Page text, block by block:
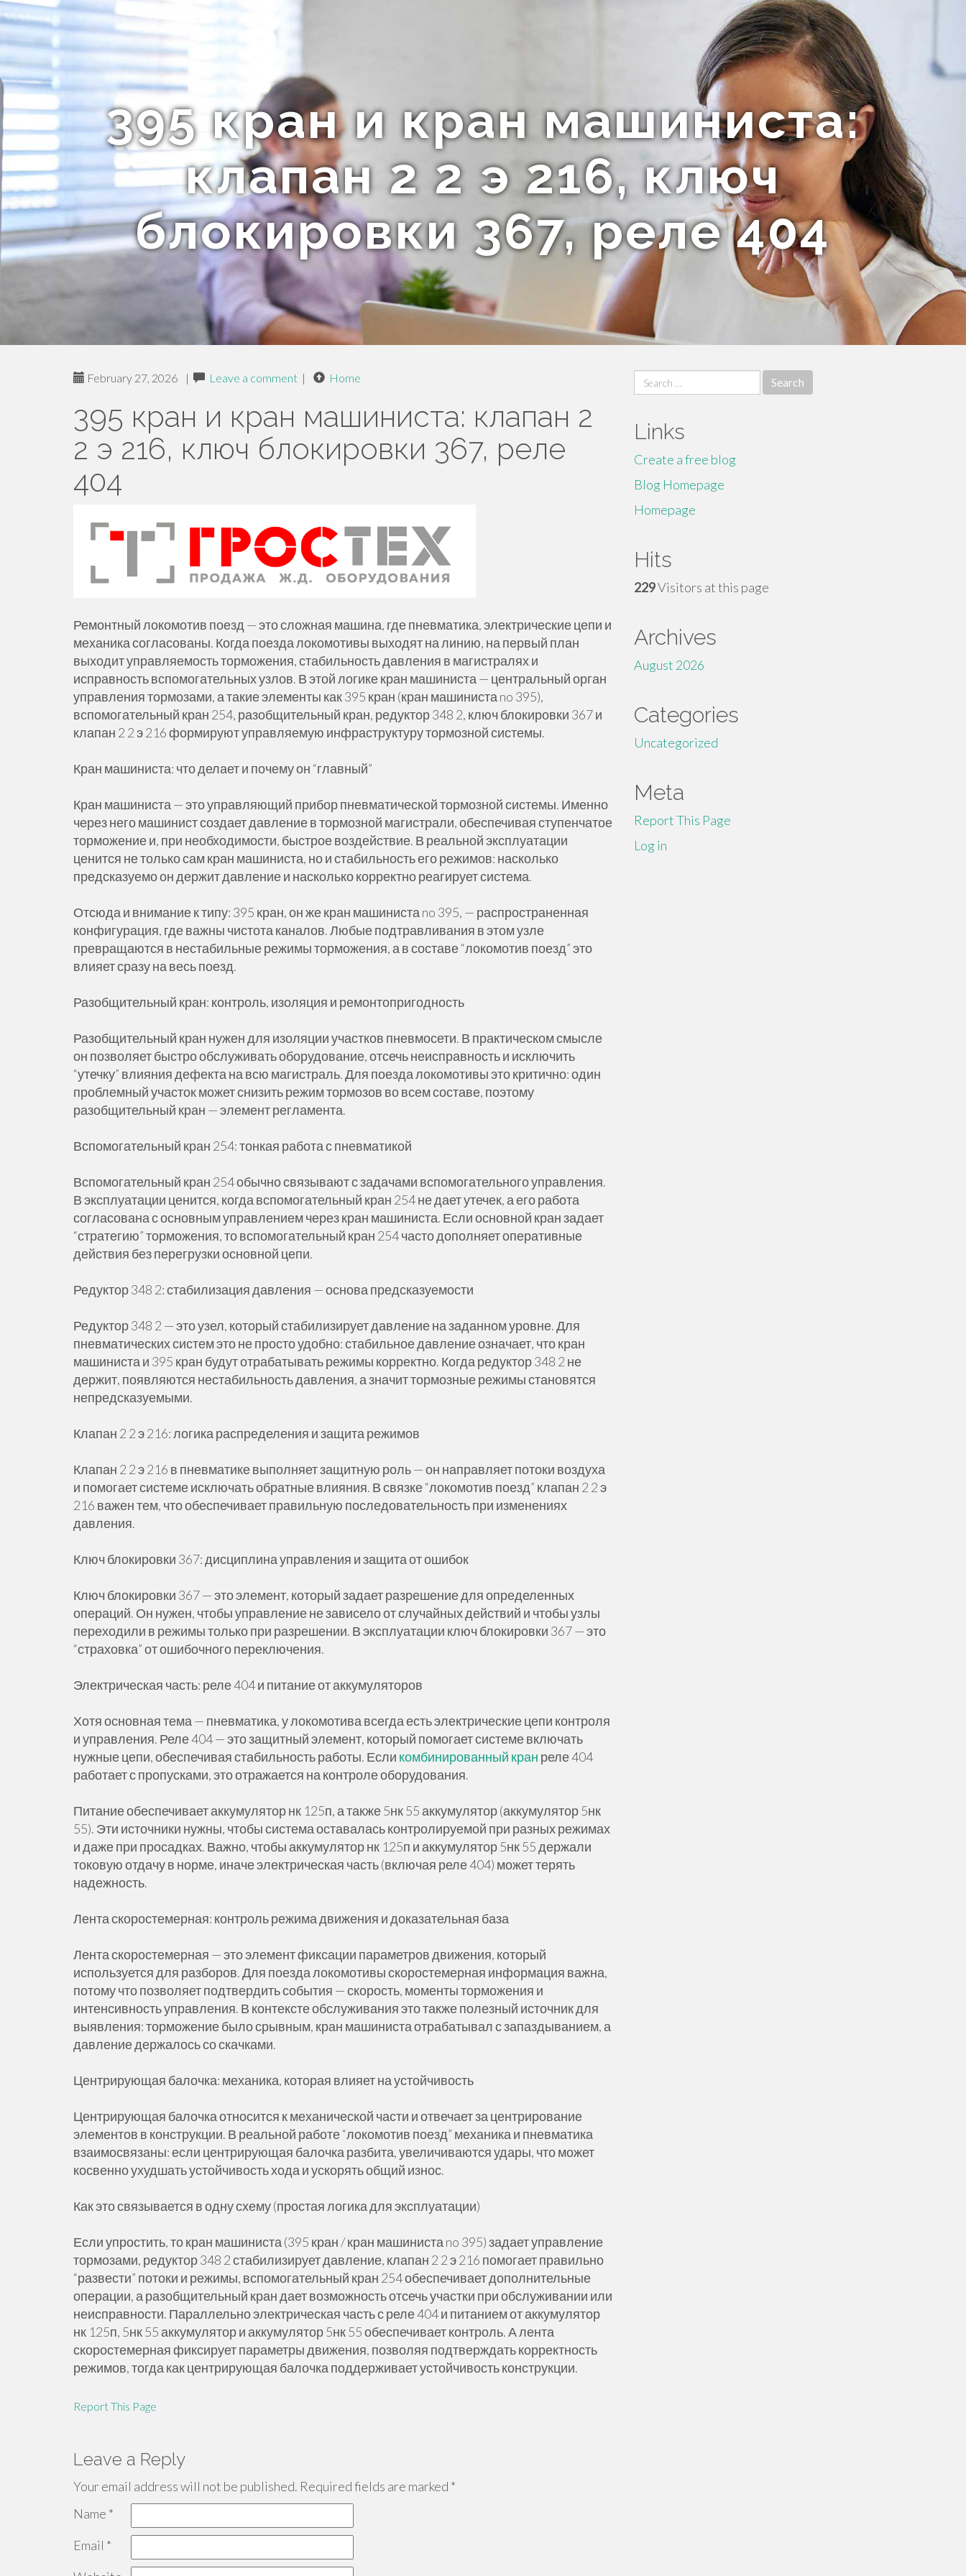
395 кран и кран машиниста:
клапан 2 2 э 216, ключ
блокировки 367, реле 404
February 27, 2026 | Leave a comment | Home
395 кран и кран машиниста: клапан 2
2 э 216, ключ блокировки 367, реле
404
Ремонтный локомотив поезд — это сложная машина, где пневматика, электрические цепи и
механика согласованы. Когда поезда локомотивы выходят на линию, на первый план
выходит управляемость торможения, стабильность давления в магистралях и
исправность вспомогательных узлов. В этой логике кран машиниста — центральный орган
управления тормозами, а такие элементы как 395 кран (кран машиниста no 395),
вспомогательный кран 254, разобщительный кран, редуктор 348 2, ключ блокировки 367 и
клапан 2 2 э 216 формируют управляемую инфраструктуру тормозной системы.
Кран машиниста: что делает и почему он “главный”
Кран машиниста — это управляющий прибор пневматической тормозной системы. Именно
через него машинист создает давление в тормозной магистрали, обеспечивая ступенчатое
торможение и, при необходимости, быстрое воздействие. В реальной эксплуатации
ценится не только сам кран машиниста, но и стабильность его режимов: насколько
предсказуемо он держит давление и насколько корректно реагирует система.
Отсюда и внимание к типу: 395 кран, он же кран машиниста no 395, — распространенная
конфигурация, где важны чистота каналов. Любые подтравливания в этом узле
превращаются в нестабильные режимы торможения, а в составе “локомотив поезд” это
влияет сразу на весь поезд.
Разобщительный кран: контроль, изоляция и ремонтопригодность
Разобщительный кран нужен для изоляции участков пневмосети. В практическом смысле
он позволяет быстро обслуживать оборудование, отсечь неисправность и исключить
“утечку” влияния дефекта на всю магистраль. Для поезда локомотивы это критично: один
проблемный участок может снизить режим тормозов во всем составе, поэтому
разобщительный кран — элемент регламента.
Вспомогательный кран 254: тонкая работа с пневматикой
Вспомогательный кран 254 обычно связывают с задачами вспомогательного управления.
В эксплуатации ценится, когда вспомогательный кран 254 не дает утечек, а его работа
согласована с основным управлением через кран машиниста. Если основной кран задает
“стратегию” торможения, то вспомогательный кран 254 часто дополняет оперативные
действия без перегрузки основной цепи.
Редуктор 348 2: стабилизация давления — основа предсказуемости
Редуктор 348 2 — это узел, который стабилизирует давление на заданном уровне. Для
пневматических систем это не просто удобно: стабильное давление означает, что кран
машиниста и 395 кран будут отрабатывать режимы корректно. Когда редуктор 348 2 не
держит, появляются нестабильность давления, а значит тормозные режимы становятся
непредсказуемыми.
Клапан 2 2 э 216: логика распределения и защита режимов
Клапан 2 2 э 216 в пневматике выполняет защитную роль — он направляет потоки воздуха
и помогает системе исключать обратные влияния. В связке “локомотив поезд” клапан 2 2 э
216 важен тем, что обеспечивает правильную последовательность при изменениях
давления.
Ключ блокировки 367: дисциплина управления и защита от ошибок
Ключ блокировки 367 — это элемент, который задает разрешение для определенных
операций. Он нужен, чтобы управление не зависело от случайных действий и чтобы узлы
переходили в режимы только при разрешении. В эксплуатации ключ блокировки 367 — это
“страховка” от ошибочного переключения.
Электрическая часть: реле 404 и питание от аккумуляторов
Хотя основная тема — пневматика, у локомотива всегда есть электрические цепи контроля
и управления. Реле 404 — это защитный элемент, который помогает системе включать
нужные цепи, обеспечивая стабильность работы. Если комбинированный кран реле 404
работает с пропусками, это отражается на контроле оборудования.
Питание обеспечивает аккумулятор нк 125п, а также 5нк 55 аккумулятор (аккумулятор 5нк
55). Эти источники нужны, чтобы система оставалась контролируемой при разных режимах
и даже при просадках. Важно, чтобы аккумулятор нк 125п и аккумулятор 5нк 55 держали
токовую отдачу в норме, иначе электрическая часть (включая реле 404) может терять
надежность.
Лента скоростемерная: контроль режима движения и доказательная база
Лента скоростемерная — это элемент фиксации параметров движения, который
используется для разборов. Для поезда локомотивы скоростемерная информация важна,
потому что позволяет подтвердить события — скорость, моменты торможения и
интенсивность управления. В контексте обслуживания это также полезный источник для
выявления: торможение было срывным, кран машиниста отрабатывал с запаздыванием, а
давление держалось со скачками.
Центрирующая балочка: механика, которая влияет на устойчивость
Центрирующая балочка относится к механической части и отвечает за центрирование
элементов в конструкции. В реальной работе “локомотив поезд” механика и пневматика
взаимосвязаны: если центрирующая балочка разбита, увеличиваются удары, что может
косвенно ухудшать устойчивость хода и ускорять общий износ.
Как это связывается в одну схему (простая логика для эксплуатации)
Если упростить, то кран машиниста (395 кран / кран машиниста no 395) задает управление
тормозами, редуктор 348 2 стабилизирует давление, клапан 2 2 э 216 помогает правильно
“развести” потоки и режимы, вспомогательный кран 254 обеспечивает дополнительные
операции, а разобщительный кран дает возможность отсечь участки при обслуживании или
неисправности. Параллельно электрическая часть с реле 404 и питанием от аккумулятор
нк 125п, 5нк 55 аккумулятор и аккумулятор 5нк 55 обеспечивает контроль. А лента
скоростемерная фиксирует параметры движения, позволяя подтверждать корректность
режимов, тогда как центрирующая балочка поддерживает устойчивость конструкции.
Report This Page
Leave a Reply
Your email address will not be published. Required fields are marked *
Name *
Email *
Search
for:
Links
Create a free blog
Blog Homepage
Homepage
Hits
229Visitors at this page
Archives
August 2026
Categories
Uncategorized
Meta
Report This Page
Log in